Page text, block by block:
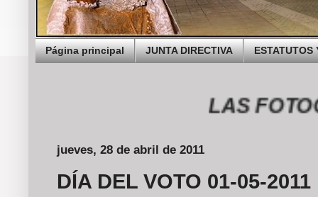
Página principal JUNTA DIRECTIVA ESTATUTOS
LAS
jueves, 28 de abril de 2011
DÍA DEL VOTO 01-05-2011